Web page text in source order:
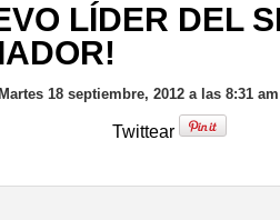
LÍDER DEL
18 septiembre, 2012 a las 8:31 am
Twittear